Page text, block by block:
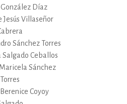
Díaz
Jesús Villaseñor
Sánchez Torres
Ceballos
Sánchez
Torres
Coyoy